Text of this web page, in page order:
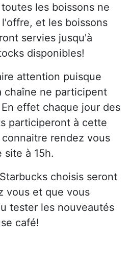
les boissons ne
et les boissons
servies jusqu'à
disponibles!
attention puisque
chaîne ne participent
En effet chaque jour des
participeront à cette
rendez vous
site à 15h.
choisis seront
vous et que vous
tester les nouveautés
café!